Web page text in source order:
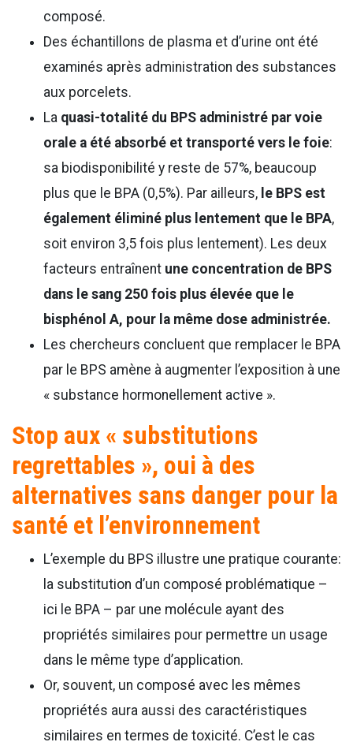
composé.
Des échantillons de plasma et d’urine ont été
examinés après administration des substances
aux porcelets.
La quasi-totalité du BPS administré par voie
orale a été absorbé et transporté vers le foie:
sa biodisponibilité y reste de 57%, beaucoup
plus que le BPA (0,5%). Par ailleurs, le BPS est
également éliminé plus lentement que le BPA,
soit environ 3,5 fois plus lentement). Les deux
facteurs entraînent une concentration de BPS
dans le sang 250 fois plus élevée que le
bisphénol A, pour la même dose administrée.
Les chercheurs concluent que remplacer le BPA
par le BPS amène à augmenter l’exposition à une
« substance hormonellement active ».
Stop aux « substitutions
regrettables », oui à des
alternatives sans danger pour la
santé et l’environnement
L’exemple du BPS illustre une pratique courante:
la substitution d’un composé problématique –
ici le BPA – par une molécule ayant des
propriétés similaires pour permettre un usage
dans le même type d’application.
Or, souvent, un composé avec les mêmes
propriétés aura aussi des caractéristiques
similaires en termes de toxicité. C’est le cas